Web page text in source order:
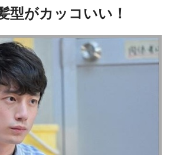
型がカッコいい！